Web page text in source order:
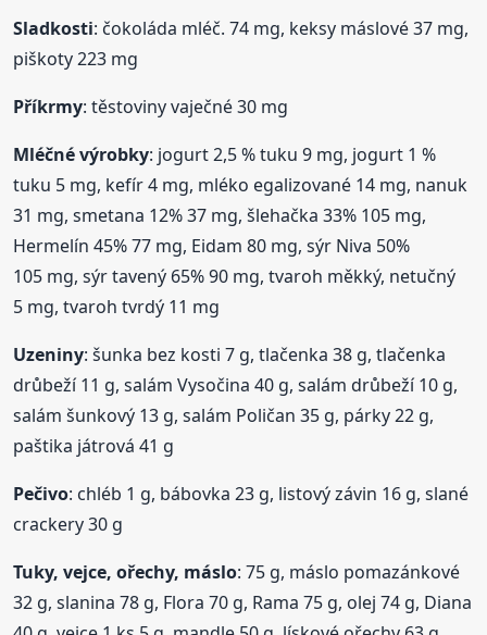
Sladkosti: čokoláda mléč. 74 mg, keksy máslové 37 mg,
piškoty 223 mg
Příkrmy: těstoviny vaječné 30 mg
Mléčné výrobky: jogurt 2,5 % tuku 9 mg, jogurt 1 %
tuku 5 mg, kefír 4 mg, mléko egalizované 14 mg, nanuk
31 mg, smetana 12% 37 mg, šlehačka 33% 105 mg,
Hermelín 45% 77 mg, Eidam 80 mg, sýr Niva 50%
105 mg, sýr tavený 65% 90 mg, tvaroh měkký, netučný
5 mg, tvaroh tvrdý 11 mg
Uzeniny: šunka bez kosti 7 g, tlačenka 38 g, tlačenka
drůbeží 11 g, salám Vysočina 40 g, salám drůbeží 10 g,
salám šunkový 13 g, salám Poličan 35 g, párky 22 g,
paštika játrová 41 g
Pečivo: chléb 1 g, bábovka 23 g, listový závin 16 g, slané
crackery 30 g
Tuky, vejce, ořechy, máslo: 75 g, máslo pomazánkové
32 g, slanina 78 g, Flora 70 g, Rama 75 g, olej 74 g, Diana